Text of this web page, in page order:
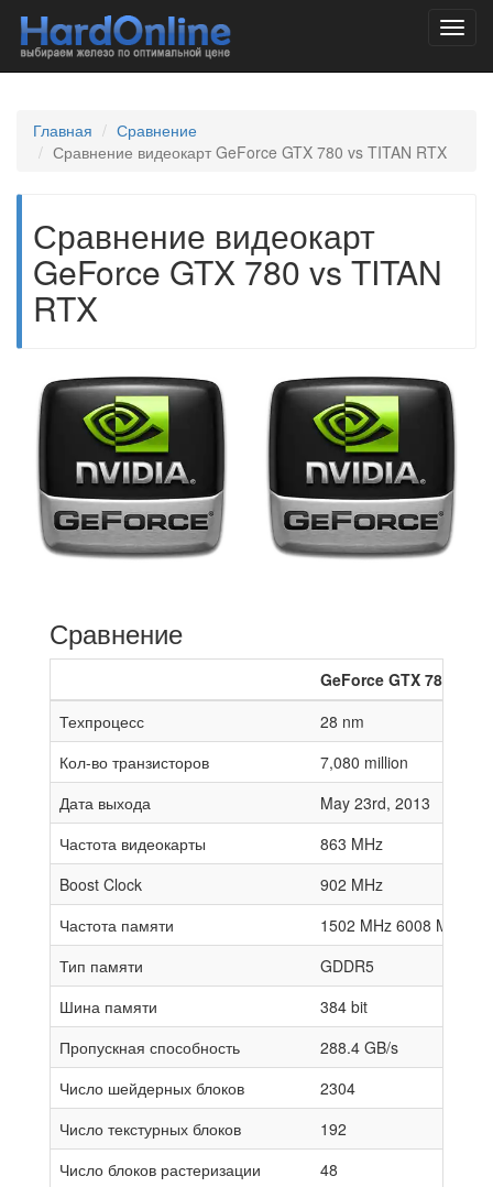
Главная
Сравнение
Сравнение видеокарт GeForce GTX 780 vs TITAN RTX
Сравнение видеокарт
GeForce GTX 780 vs TITAN
RTX
Сравнение
GeForce GTX 780
Техпроцесс
28 nm
Кол-во транзисторов
7,080 million
Дата выхода
May 23rd, 2013
Частота видеокарты
863 MHz
Boost Clock
902 MHz
Частота памяти
1502 MHz 6008 MHz
Тип памяти
GDDR5
Шина памяти
384 bit
Пропускная способность
288.4 GB/s
Число шейдерных блоков
2304
Число текстурных блоков
192
Число блоков растеризации
48